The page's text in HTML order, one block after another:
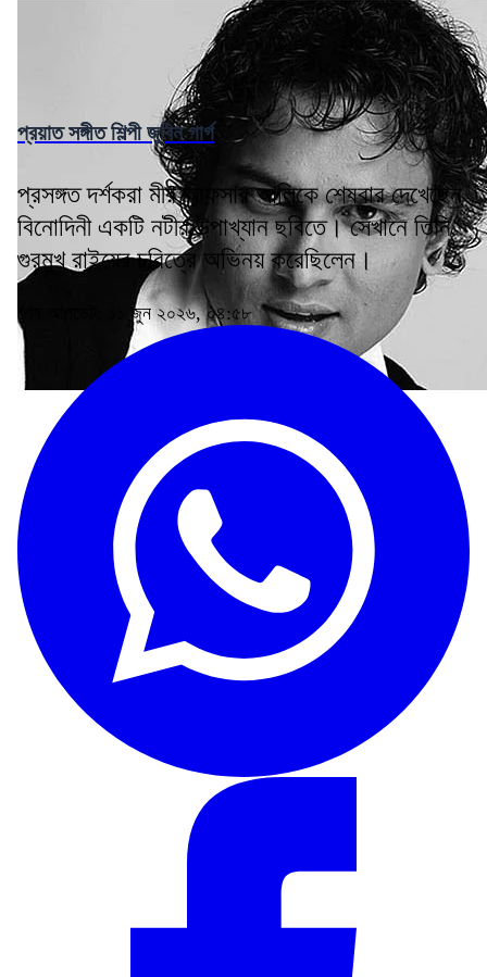
প্রয়াত সঙ্গীত শিল্পী জুবিন গার্গ
প্রসঙ্গত দর্শকরা মীর আফসার আলিকে শেষবার দেখেছেন
বিনোদিনী একটি নটীর উপাখ্যান ছবিতে। সেখানে তিনি
গুরমুখ রাইয়ের চরিত্রে অভিনয় করেছিলেন।
শেষ আপডেট: ১১ জুন ২০২৬, ০৪:৫৮